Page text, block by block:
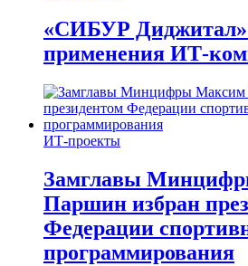
«СИБУР
применения ИТ-
ИТ-проекты
Замглавы
Паршин избран
Федерации
программирования